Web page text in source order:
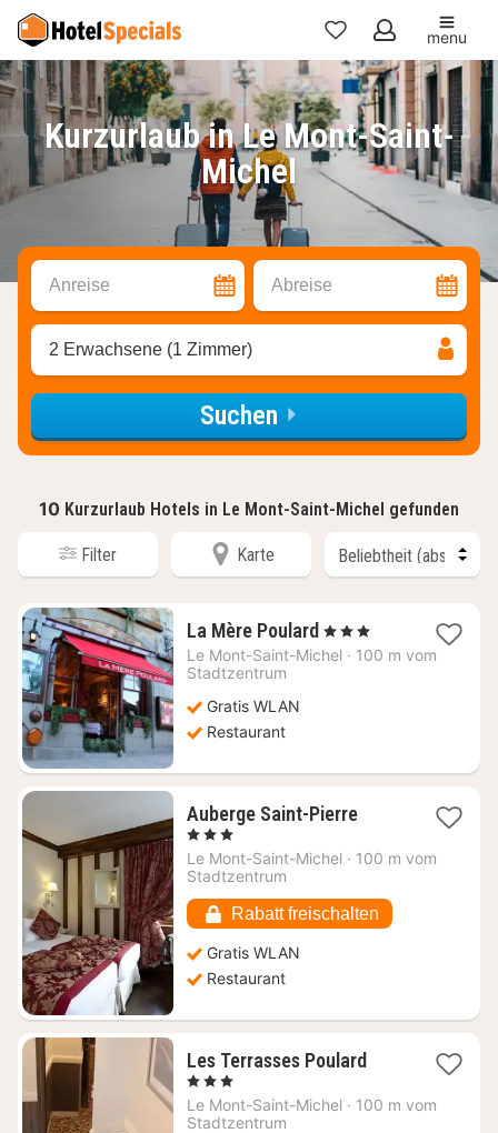
Meine
Favoriten
menu
Kurzurlaub in Le Mont-Saint-
Michel
Anreise Abreise
2 Erwachsene (1 Zimmer)
Suchen
10 Kurzurlaub Hotels in Le Mont-Saint-Michel gefunden
Filter Karte
La Mère Poulard 1
Nacht
, 3 Sterne
Le Mont-Saint-Michel · 100 m vom
Stadtzentrum
Gratis WLAN
Restaurant
Auberge Saint-Pierre1
ab
, 3 Sterne
Le Mont-Saint-Michel · 100 m vom
Stadtzentrum
Rabatt freischalten
Gratis WLAN
Restaurant
Les Terrasses Poulard1
ab
, 3 Sterne
Le Mont-Saint-Michel · 100 m vom
Stadtzentrum